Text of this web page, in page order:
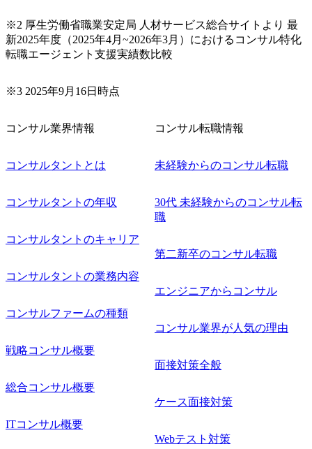
※2 厚生労働省職業安定局 人材サービス総合サイトより 最
新2025年度（2025年4月~2026年3月）におけるコンサル特化
転職エージェント支援実績数比較
※3 2025年9月16日時点
コンサル業界情報
コンサルタントとは
コンサルタントの年収
コンサルタントのキャリア
コンサルタントの業務内容
コンサルファームの種類
戦略コンサル概要
総合コンサル概要
ITコンサル概要
コンサル転職情報
未経験からのコンサル転職
30代 未経験からのコンサル転
職
第二新卒のコンサル転職
エンジニアからコンサル
コンサル業界が人気の理由
面接対策全般
ケース面接対策
Webテスト対策